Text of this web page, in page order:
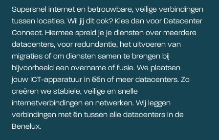
Supersnel internet en betrouwbare, veilige verbindingen
tussen locaties. Wil jij dit ook? Kies dan voor Datacenter
Connect. Hiermee spreid je je diensten over meerdere
datacenters, voor redundantie, het uitvoeren van
migraties of om diensten samen te brengen bij
bijvoorbeeld een overname of fusie. We plaatsen
jouw ICT-apparatuur in één of meer datacenters. Zo
creëren we stabiele, veilige en snelle
internetverbindingen en netwerken. Wij leggen
verbindingen met én tussen alle datacenters in de
Benelux.